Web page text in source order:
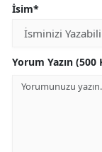
İsim*
Yorum Yazın